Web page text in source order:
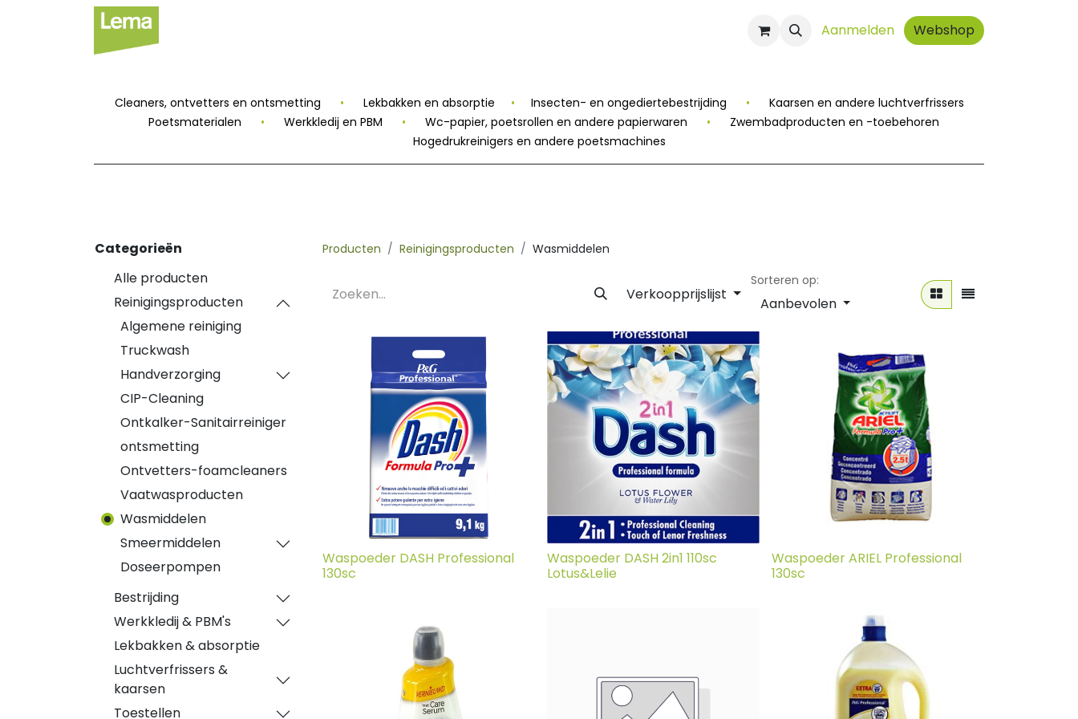
Aanmelden Webshop
Cleaners, ontvetters en ontsmetting • Lekbakken en absorptie • Insecten- en ongediertebestrijding •
Kaarsen en andere luchtverfrissers
Poetsmaterialen
• Werkkledij en PBM • Wc-papier, poetsrollen en andere papierwaren •
Zwembadproducten en -toebehoren
Hogedrukreinigers en andere poetsmachines
Categorieën
Alle producten
Reinigingsproducten
Algemene reiniging
Truckwash
Handverzorging
CIP-Cleaning
Ontkalker-Sanitairreiniger
ontsmetting
Ontvetters-foamcleaners
Vaatwasproducten
Wasmiddelen
Smeermiddelen
Doseerpompen
Bestrijding
Werkkledij & PBM's
Lekbakken & absorptie
Luchtverfrissers &
kaarsen
Toestellen
Producten Reinigingsproducten Wasmiddelen
Verkoopprijslijst
Sorteren op:
Aanbevolen
Waspoeder DASH Professional
130sc
Waspoeder DASH 2in1 110sc
Lotus&Lelie
Waspoeder ARIEL Professional
130sc